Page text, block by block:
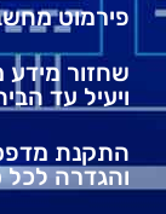
פירמוט
ויעיל עד
התקנת
והגדרה לכל